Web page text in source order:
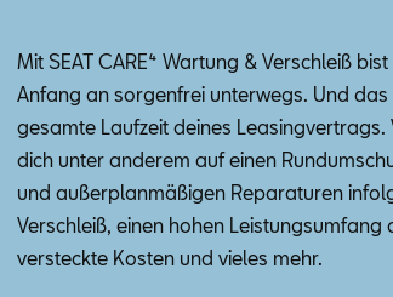
Mit SEAT CA­RE⁴ War­tung & Ver­schleiß
An­fang an sor­gen­frei un­ter­wegs. Und
ge­sam­te Lauf­zeit dei­nes Lea­sing­ver­trags.
dich un­ter an­de­rem auf ei­nen
und au­ßer­plan­mä­ßi­gen Re­pa­ra­tu­ren
Ver­schleiß, ei­nen ho­hen Leis­tungs­um­fang
ver­steck­te Kos­ten und vie­les mehr.